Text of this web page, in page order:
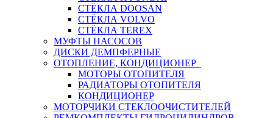
СТЁКЛА DOOSAN
СТЁКЛА VOLVO
СТЁКЛА TEREX
МУФТЫ НАСОСОВ
ДИСКИ ДЕМПФЕРНЫЕ
ОТОПЛЕНИЕ, КОНДИЦИОНЕР
МОТОРЫ ОТОПИТЕЛЯ
РАДИАТОРЫ ОТОПИТЕЛЯ
КОНДИЦИОНЕР
МОТОРЧИКИ СТЕКЛООЧИСТИТЕЛЕЙ